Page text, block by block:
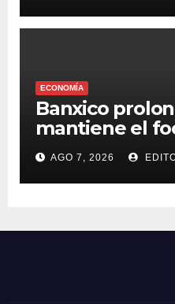
ECONOMÍA
Banxico
mantiene el
inflación
AGO 7, 2026